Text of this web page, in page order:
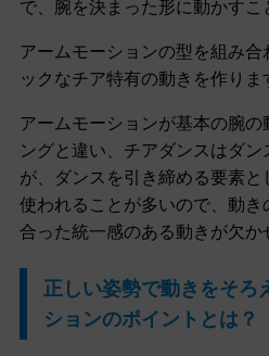
で、腕を決まった形に動かすこ
アームモーションの型を組み合
ックなチア特有の動きを作りま
アームモーションが基本の腕の
ングと違い、チアダンスはダ
が、ダンスを引き締める要素
使われることが多いので、動き
合った統一感のある動きが欠か
正しい姿勢で動きをそろ
ションのポイントとは？